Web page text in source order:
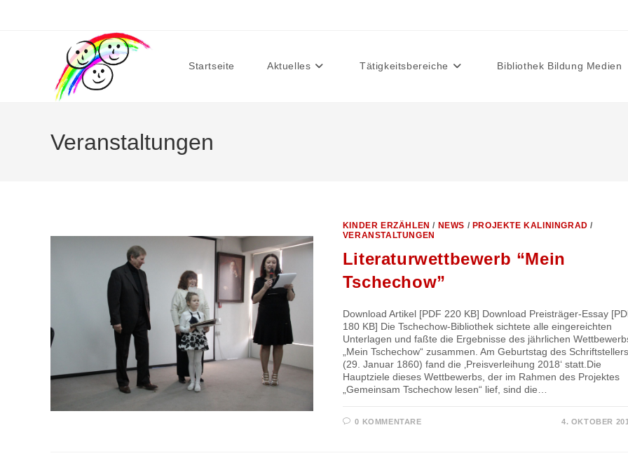
Startseite Aktuelles Tätigkeitsbereiche Bibliothek Bildung Medien
Veranstaltungen
KINDER ERZÄHLEN / NEWS / PROJEKTE KALININGRAD /
VERANSTALTUNGEN
Literaturwettbewerb “Mein
Tschechow”
Download Artikel [PDF 220 KB] Download Preisträger-Essay
180 KB] Die Tschechow-Bibliothek sichtete alle eingereichten
Unterlagen und faßte die Ergebnisse des jährlichen
„Mein Tschechow“ zusammen. Am Geburtstag des Schriftstellers
(29. Januar 1860) fand die ‚Preisverleihung 2018‘ statt.Die
Hauptziele dieses Wettbewerbs, der im Rahmen des Projektes
„Gemeinsam Tschechow lesen“ lief, sind die…
0 KOMMENTARE 4. OKTOBER